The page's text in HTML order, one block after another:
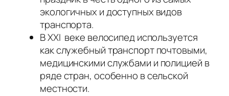
экологичных и доступных видов
транспорта.
В ХХI веке велосипед используется
как служебный транспорт почтовыми,
медицинскими службами и полицией в
ряде стран, особенно в сельской
местности.